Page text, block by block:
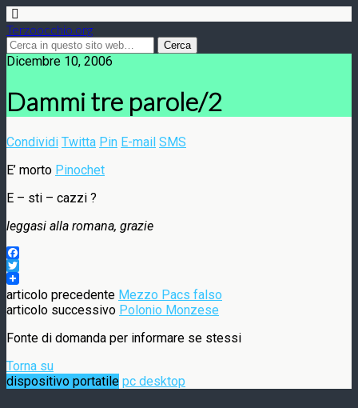
Terzoocchio.org
Dicembre 10, 2006
Dammi tre parole/2
Condividi Twitta Pin E-mail SMS
E’ morto Pinochet
E – sti – cazzi ?
leggasi alla romana, grazie
Facebook
Twitter
articolo precedente Mezzo Pacs falso
articolo successivo Polonio Monzese
Fonte di domanda per informare se stessi
Torna su
dispositivo portatile pc desktop